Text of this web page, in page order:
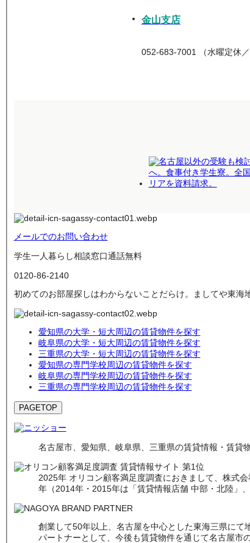
金山支店
052-683-7001 （水曜定休
メールでのお問い合わせ
学生一人暮らし相談窓口通話無料
0120-86-2140
初めてのお部屋探しはわからないことだらけ。ましてや東
愛知県の大学・短大周辺の賃貸物件を探す
岐阜県の大学・短大周辺の賃貸物件を探す
三重県の大学・短大周辺の賃貸物件を探す
愛知県の専門学校周辺の賃貸物件を探す
岐阜県の専門学校周辺の賃貸物件を探す
三重県の専門学校周辺の賃貸物件を探す
PAGETOP
名古屋市、愛知県、岐阜県、三重県の賃貸情報・賃貸
2025年 オリコン顧客満足度調査におきまして、株式
年（2014年・2015年は「賃貸情報店舗 中部・北陸」
創業して50年以上、名古屋を中心とした東海三県に
パートナーとして、今後も賃貸物件を通じて名古屋市